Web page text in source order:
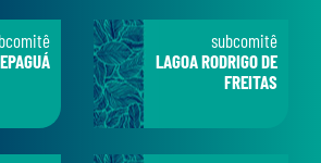
subcomitê
LAGOA RODRIGO DE
FREITAS